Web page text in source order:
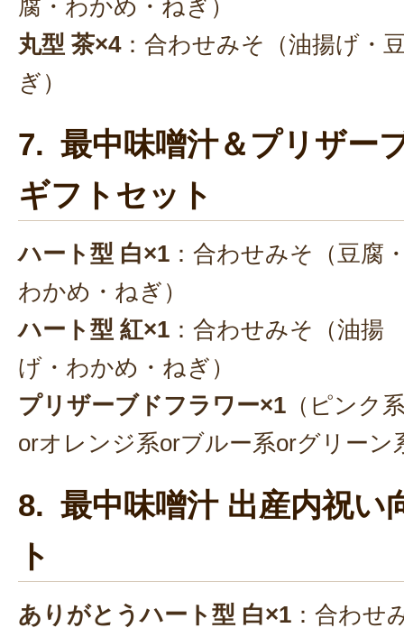
腐・わかめ・ねぎ）
丸型 茶×4：合わせみそ（油揚げ・
ぎ）
7. 最中味噌汁＆プリザー
ギフトセット
ハート型 白×1 ：合わせみそ（豆腐
わかめ・ねぎ）
ハート型 紅×1 ：合わせみそ（油揚
げ・わかめ・ねぎ）
プリザーブドフラワー×1 （ピンク
orオレンジ系orブルー系orグリーン
8. 最中味噌汁 出産内祝い
ト
ありがとうハート型 白×1 ：合わせ